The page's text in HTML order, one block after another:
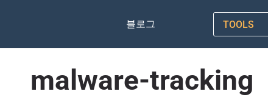
블로그 TOOLS
malware-tracking